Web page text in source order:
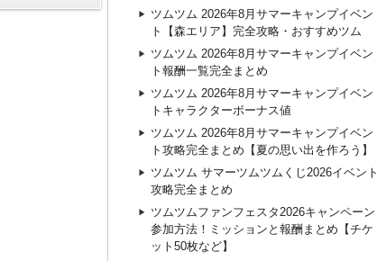
ツムツム 2026年8月サマーキャンプイベン
ト【森エリア】完全攻略・おすすめツム
ツムツム 2026年8月サマーキャンプイベン
ト報酬一覧完全まとめ
ツムツム 2026年8月サマーキャンプイベン
トキャラクターボーナス値
ツムツム 2026年8月サマーキャンプイベン
ト攻略完全まとめ【夏の思い出を作ろう】
ツムツム サマーツムツムくじ2026イベント
攻略完全まとめ
ツムツムファンフェスタ2026キャンペーン
参加方法！ミッションと報酬まとめ【チケ
ット50枚など】